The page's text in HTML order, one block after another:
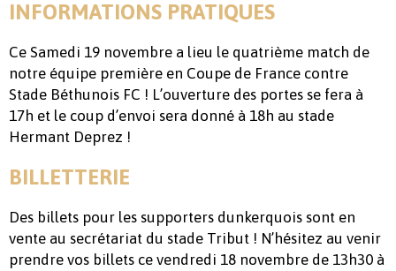
INFORMATIONS PRATIQUES
Ce Samedi 19 novembre a lieu le quatrième match de
notre équipe première en Coupe de France contre
Stade Béthunois FC ! L’ouverture des portes se fera à
17h et le coup d’envoi sera donné à 18h au stade
Hermant Deprez !
BILLETTERIE
Des billets pour les supporters dunkerquois sont en
vente au secrétariat du stade Tribut ! N’hésitez au venir
prendre vos billets ce vendredi 18 novembre de 13h30 à